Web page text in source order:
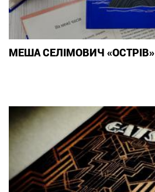
МЕША СЕЛІМОВИЧ «ОСТРІВ»